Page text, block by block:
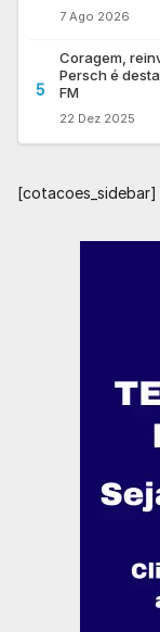
7 Ago 2026
5
Coragem,
Persch é
FM
22 Dez 2025
[cotacoes_sidebar]